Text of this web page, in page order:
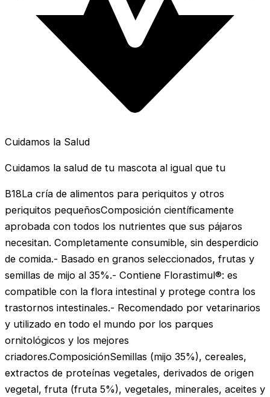
Cuidamos la Salud
Cuidamos la salud de tu mascota al igual que tu
B18La cría de alimentos para periquitos y otros
periquitos pequeñosComposición científicamente
aprobada con todos los nutrientes que sus pájaros
necesitan. Completamente consumible, sin desperdicio
de comida.- Basado en granos seleccionados, frutas y
semillas de mijo al 35%.- Contiene Florastimul®: es
compatible con la flora intestinal y protege contra los
trastornos intestinales.- Recomendado por vetarinarios
y utilizado en todo el mundo por los parques
ornitológicos y los mejores
criadores.ComposiciónSemillas (mijo 35%), cereales,
extractos de proteínas vegetales, derivados de origen
vegetal, fruta (fruta 5%), vegetales, minerales, aceites y